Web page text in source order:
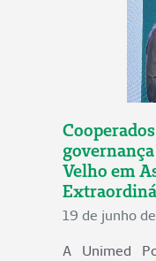
Velho em
19 de junho
A Unimed